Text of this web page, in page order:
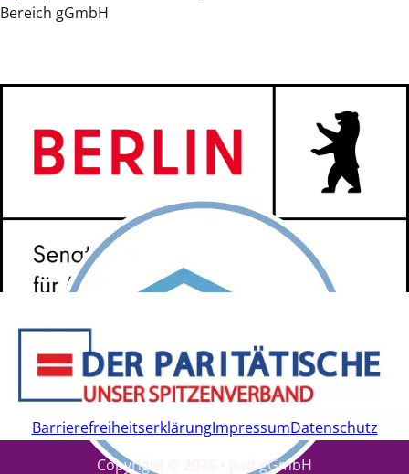
BarrierefreiheitserklärungImpressumDatenschutz
Copyright © 2026 • pad gGmbH